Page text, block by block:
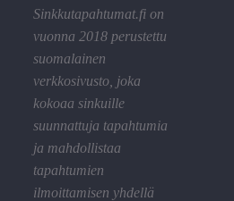
Sinkkutapahtumat.fi on
vuonna 2018 perustettu
suomalainen
verkkosivusto, joka
kokoaa sinkuille
suunnattuja tapahtumia
ja mahdollistaa
tapahtumien
ilmoittamisen yhdellä